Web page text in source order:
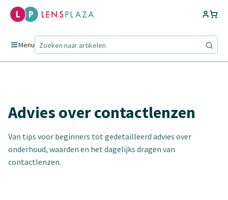
Menu
Advies over contactlenzen
Van tips voor beginners tot gedetailleerd advies over
onderhoud, waarden en het dagelijks dragen van
contactlenzen.